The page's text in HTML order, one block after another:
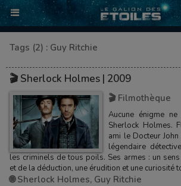
Tags (2) : Guy Ritchie
🎬 Sherlock Holmes | 2009
🎬 Filmothèque
Aucune énigme
Sherlock Holmes.
ami le Docteur
légendaire
les criminels de tous poils. Ses armes : un
et de la déduction, une érudition et une curiosité
🌐 Sherlock Holmes, Guy Ritchie